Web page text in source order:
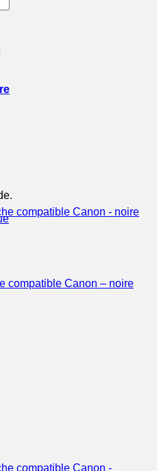
compatible Canon – noire